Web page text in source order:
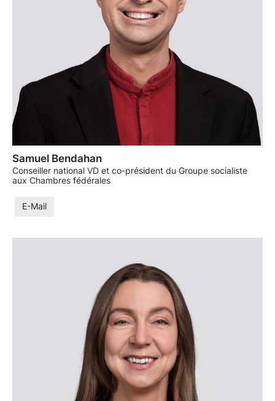
Samuel Bendahan
Conseiller national VD et co-président du Groupe socialiste
aux Chambres fédérales
E-Mail